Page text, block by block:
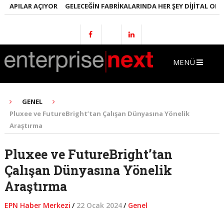
AÇIYOR GELECEĞIN FABRIKALARINDA HER ŞEY DIJITAL OLACAK
MENÜ
GENEL
Pluxee ve FutureBright’tan Çalışan Dünyasına Yönelik
Araştırma
Pluxee ve FutureBright’tan
Çalışan Dünyasına Yönelik
Araştırma
EPN Haber Merkezi / 22 Ocak 2024/ Genel